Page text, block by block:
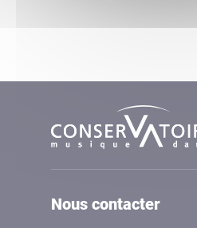
Nous contacter